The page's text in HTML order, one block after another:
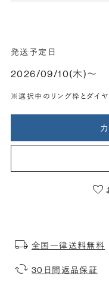
発送予定日
2026/09/10(木)〜
※選択中のリング枠とダイ
全国一律送料無料
30日間返品保証